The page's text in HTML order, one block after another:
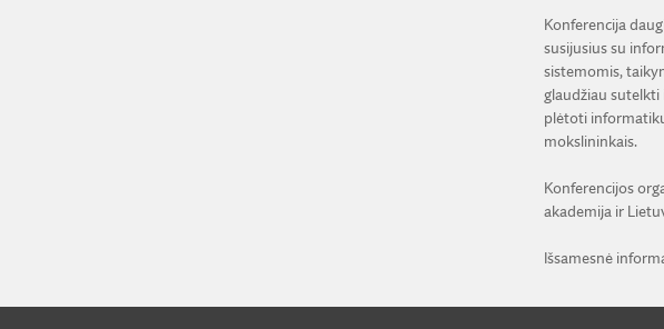
Konferencija
susijusius su
sistemomis,
glaudžiau
plėtoti
mokslininkais.
Konferencijos
akademija ir
Išsamesnė